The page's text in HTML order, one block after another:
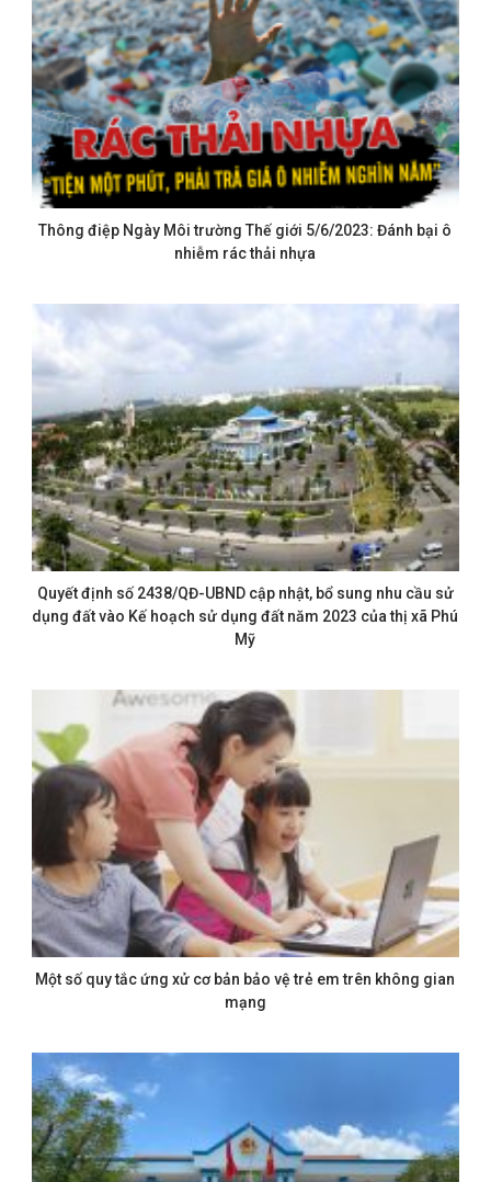
Thông điệp Ngày Môi trường Thế giới 5/6/2023: Đánh bại ô
nhiễm rác thải nhựa
Quyết định số 2438/QĐ-UBND cập nhật, bổ sung nhu cầu sử
dụng đất vào Kế hoạch sử dụng đất năm 2023 của thị xã Phú
Mỹ
Một số quy tắc ứng xử cơ bản bảo vệ trẻ em trên không gian
mạng